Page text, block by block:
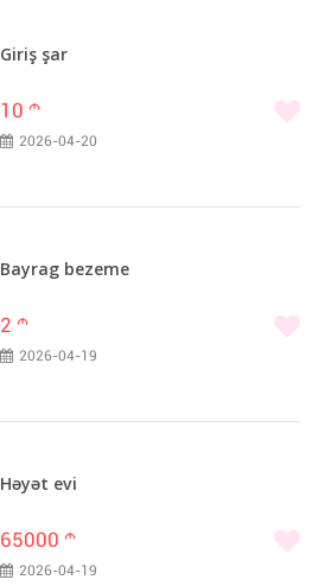
Giriş şar
10 m
2026-04-20
Bayrag bezeme
2 m
2026-04-19
Həyət evi
65000 m
2026-04-19